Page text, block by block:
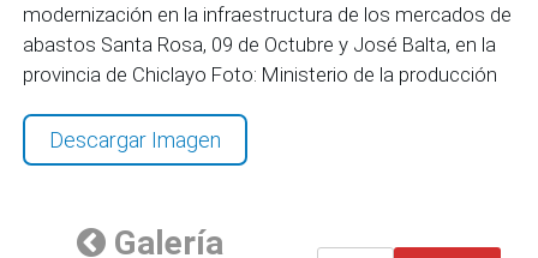
modernización en la infraestructura de los mercados de
abastos Santa Rosa, 09 de Octubre y José Balta, en la
provincia de Chiclayo Foto: Ministerio de la producción
Descargar Imagen
Galería